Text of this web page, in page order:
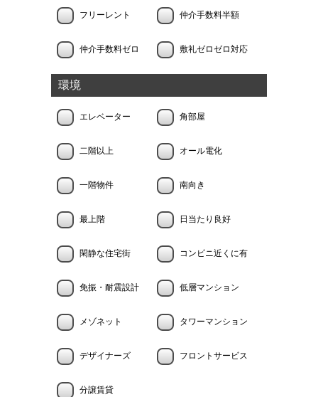
フリーレント 仲介手数料半額
仲介手数料ゼロ 敷礼ゼロゼロ対応
環境
エレベーター 角部屋
二階以上 オール電化
一階物件 南向き
最上階 日当たり良好
閑静な住宅街 コンビニ近くに有
免振・耐震設計 低層マンション
メゾネット タワーマンション
デザイナーズ フロントサービス
分譲賃貸